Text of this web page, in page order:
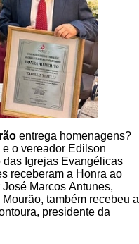
entrega homenagens?
o vereador Edilson
das Igrejas Evangélicas
receberam a Honra ao
Marcos Antunes,
também recebeu a
presidente da